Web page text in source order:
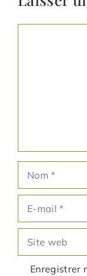
mail
web
Enregistrer